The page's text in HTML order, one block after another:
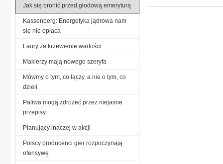
Jak się bronić przed głodową emeryturą
Kassenberg: Energetyka jądrowa nam
się nie opłaca
Laury za krzewienie wartości
Maklerzy mają nowego szeryfa
Mówmy o tym, co łączy, a nie o tym, co
dzieli
Paliwa mogą zdrożeć przez niejasne
przepisy
Planujący inaczej w akcji
Polscy producenci gier rozpoczynają
ofensywę